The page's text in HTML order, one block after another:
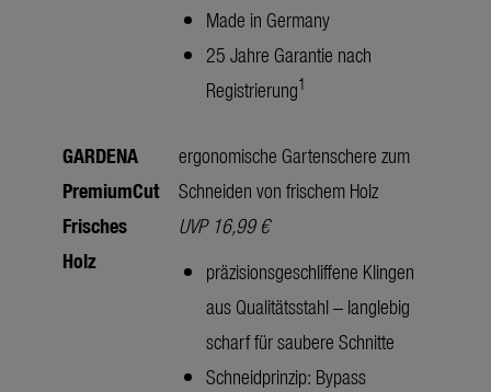
Made in Germany
25 Jahre Garantie nach
Registrierung1
GARDENA
PremiumCut
Frisches
Holz
ergonomische Gartenschere zum
Schneiden von frischem Holz
UVP 16,99 €
präzisionsgeschliffene Klingen
aus Qualitätsstahl – langlebig
scharf für saubere Schnitte
Schneidprinzip: Bypass